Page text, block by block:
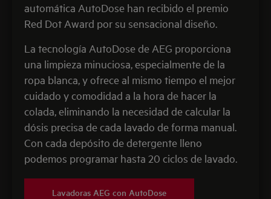
automática AutoDose han recibido el premio
Red Dot Award por su sensacional diseño.
La tecnología AutoDose de AEG proporciona
una limpieza minuciosa, especialmente de la
ropa blanca, y ofrece al mismo tiempo el mejor
cuidado y comodidad a la hora de hacer la
colada, eliminando la necesidad de calcular la
dósis precisa de cada lavado de forma manual.
Con cada depósito de detergente lleno
podemos programar hasta 20 ciclos de lavado.
Lavadoras AEG con AutoDose